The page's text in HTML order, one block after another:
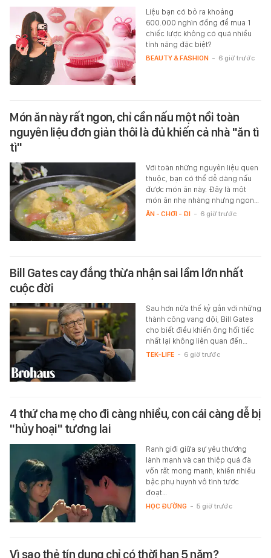
Liệu bạn có bỏ ra khoảng
600.000 nghìn đồng để mua 1
chiếc lược không có quá nhiều
tính năng đặc biệt?
BEAUTY & FASHION - 6 giờ trước
Món ăn này rất ngon, chỉ cần nấu một nồi toàn
nguyên liệu đơn giản thôi là đủ khiến cả nhà "ăn tì
tì"
Với toàn những nguyên liệu quen
thuộc, bạn có thể dễ dàng nấu
được món ăn này. Đây là một
món ăn nhẹ nhàng nhưng ngon…
ĂN - CHƠI - ĐI - 6 giờ trước
Bill Gates cay đắng thừa nhận sai lầm lớn nhất
cuộc đời
Sau hơn nửa thế kỷ gắn với những
thành công vang dội, Bill Gates
cho biết điều khiến ông hối tiếc
nhất lại không liên quan đến…
TEK-LIFE - 6 giờ trước
4 thứ cha mẹ cho đi càng nhiều, con cái càng dễ bị
"hủy hoại" tương lai
Ranh giới giữa sự yêu thương
lành mạnh và can thiệp quá đà
vốn rất mong manh, khiến nhiều
bậc phụ huynh vô tình tước
đoạt…
HỌC ĐƯỜNG - 5 giờ trước
Vì sao thẻ tín dụng chỉ có thời hạn 5 năm?